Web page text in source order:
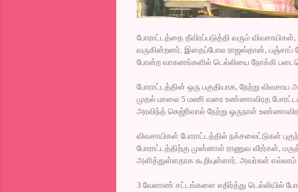
போராட்டத்தை தீவிரப்படுத்தி வரும்
வருகின்றனர். இதைப்போல ராஜஸ்தான், பஞ்சாப்
போன்ற வாகனங்களில் டெல்லியை நோக்கி
போராட்டத்தின் ஒரு பகுதியாக, நேற்று
முதல் மாலை 5 மணி வரை உண்ணாவிரத
அரவிந்த் கெஜ்ரிவால் நேற்று ஒருநாள்
விவசாயிகள் போராட்டத்தில் நக்சலைட்டுகள்
போராட்டத்திற்கு முன்னாள் ராணுவ வீரர்கள்,
அளித்துள்ளதாக கூறியுள்ளார். அவர்கள்
3 வேளாண் சட்டங்களை எதிர்த்து டெல்லியில்